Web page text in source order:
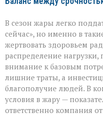
В сезон жары легко
сейчас», но именно в
жертвовать здоровьем
распределение
внимание к базовым
лишние траты, а
благополучие людей. В
условия в жару —
ответственно компания